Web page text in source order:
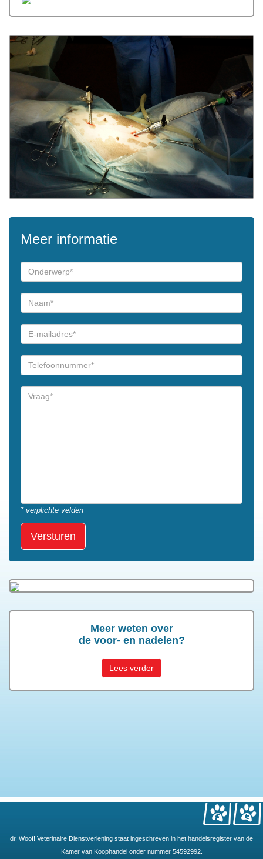
Meer informatie
* verplichte velden
Versturen
Meer weten over
de voor- en nadelen?
Lees verder
dr. Woof! Veterinaire Dienstverlening staat ingeschreven in het handelsregister van de
Kamer van Koophandel onder nummer 54592992.